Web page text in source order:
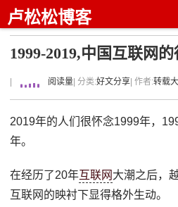
卢松松博客
1999-2019,中国互联网
阅读量 | 分类:好文分享 | 作者:转载
2019年的人们很怀念1999年，
年。
在经历了20年互联网 大潮之后，
互联网的映衬下显得格外生动。